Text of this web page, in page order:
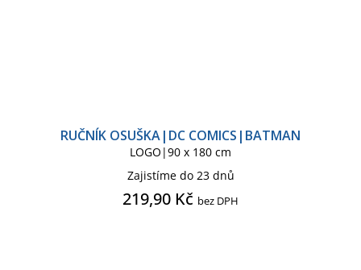
RUČNÍK OSUŠKA|DC COMICS|BATMAN
LOGO|90 x 180 cm
Zajistíme do 23 dnů
219,90 Kč bez DPH